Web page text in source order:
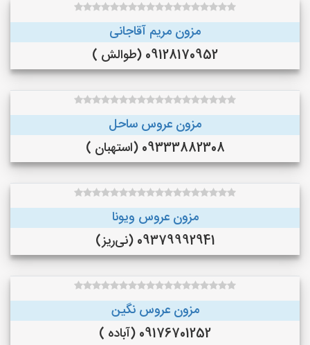
مزون مریم آقاجانی
09128170952 (طوالش )
مزون عروس ساحل
09333882308 (استهبان )
مزون عروس ویونا
09379992941 (نی‌ریز)
مزون عروس نگین
09176701252 (آباده )